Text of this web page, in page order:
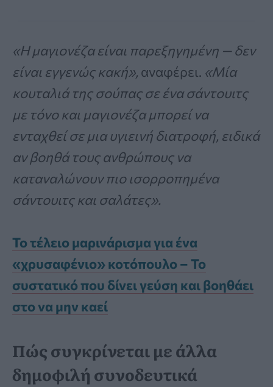
«Η μαγιονέζα είναι παρεξηγημένη — δεν
είναι εγγενώς κακή», αναφέρει. «Μία
κουταλιά της σούπας σε ένα σάντουιτς
με τόνο και μαγιονέζα μπορεί να
ενταχθεί σε μια υγιεινή διατροφή, ειδικά
αν βοηθά τους ανθρώπους να
καταναλώνουν πιο ισορροπημένα
σάντουιτς και σαλάτες».
Το τέλειο μαρινάρισμα για ένα
«χρυσαφένιο» κοτόπουλο – Το
συστατικό που δίνει γεύση και βοηθάει
στο να μην καεί
Πώς συγκρίνεται με άλλα
δημοφιλή συνοδευτικά